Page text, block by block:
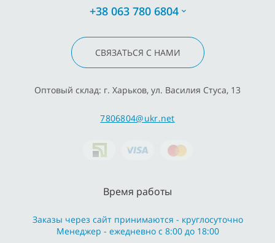
+38 063 780 6804
СВЯЗАТЬСЯ С НАМИ
Оптовый склад: г. Харьков, ул. Василия Стуса, 13
7806804@ukr.net
Время работы
Заказы через сайт принимаются - круглосуточно
Менеджер - ежедневно с 8:00 до 18:00